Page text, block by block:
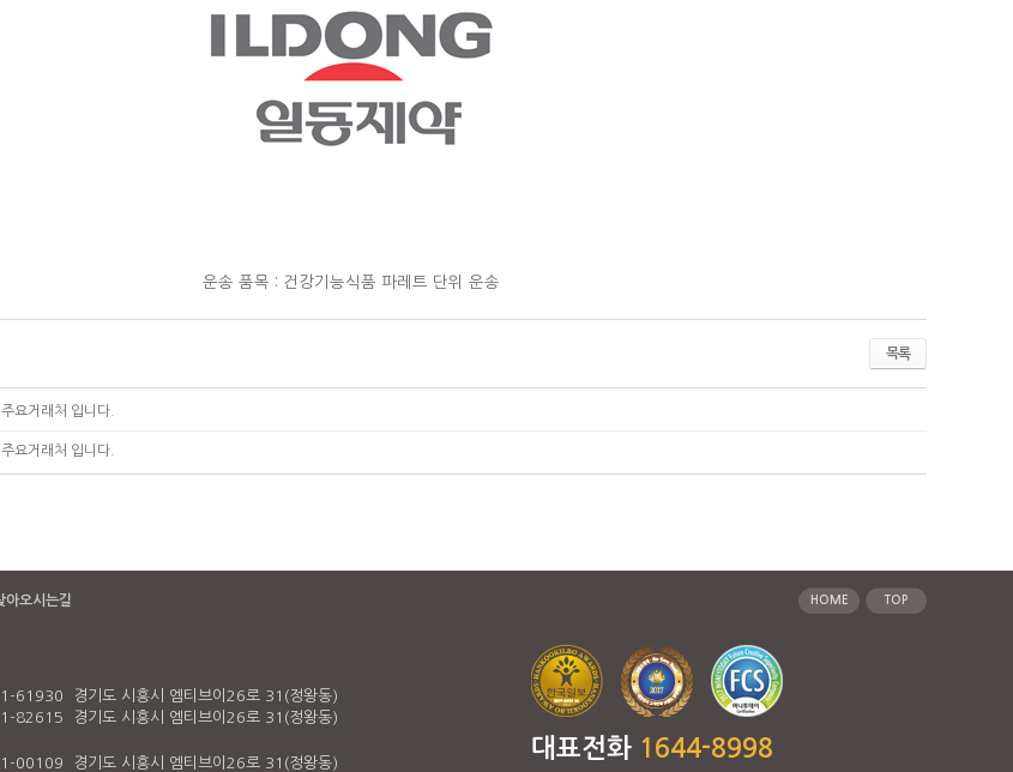
운송 품목 : 건강기능식품 파레트 단위 운송
목록
요거래처 입니다.
요거래처 입니다.
아오시는길 HOME TOP
대표전화 1644-8998
61930 경기도 시흥시 엠티브이26로 31(정왕동)
82615 경기도 시흥시 엠티브이26로 31(정왕동)
00109 경기도 시흥시 엠티브이26로 31(정왕동)